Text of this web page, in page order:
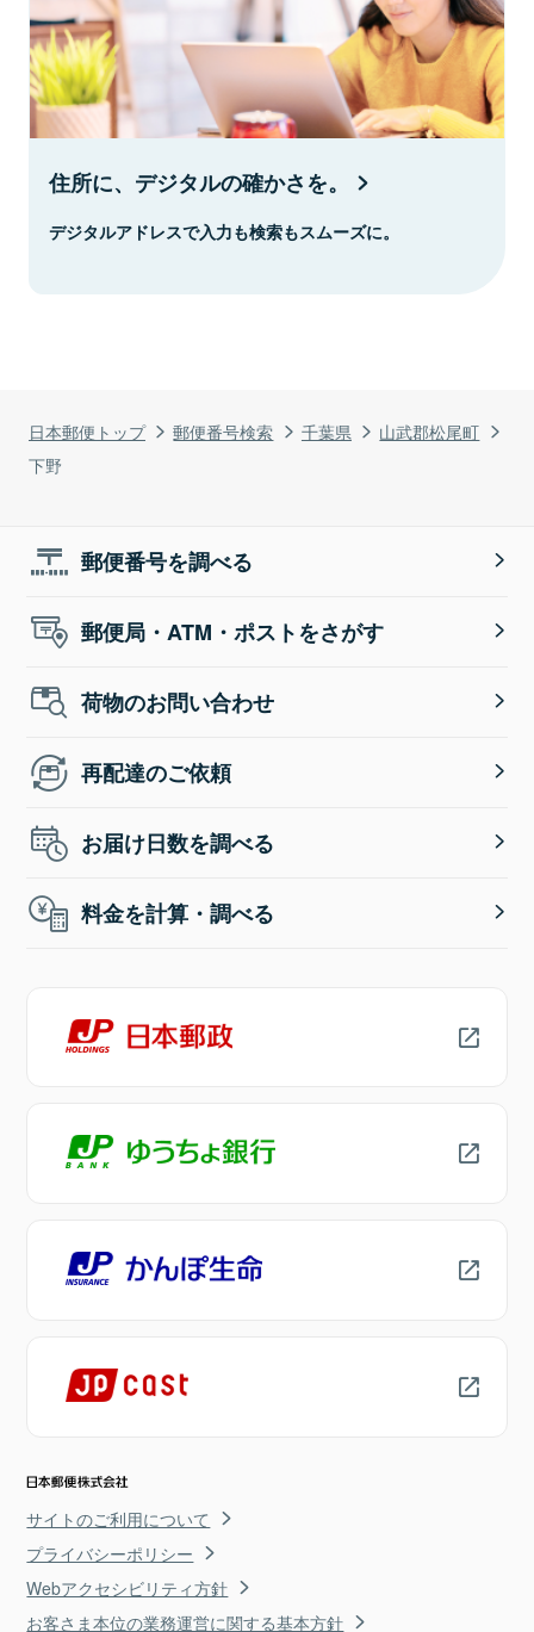
日本郵便トップ 郵便番号検索 千葉県
山武郡松尾町
下野
住所に、デジタルの確かさを。
デジタルアドレスで入力も検索もスムーズに。
郵便番号を調べる
郵便局・ATM・ポストをさがす
荷物のお問い合わせ
再配達のご依頼
お届け日数を調べる
料金を計算・調べる
サイトのご利用について
プライバシーポリシー
Webアクセシビリティ方針
お客さま本位の業務運営に関する基本方針